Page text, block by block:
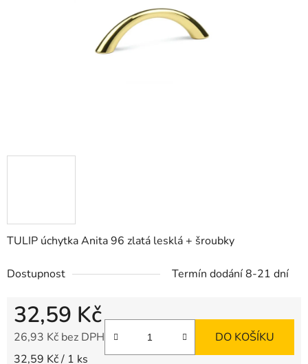
TULIP úchytka Anita 96 zlatá lesklá + šroubky
Dostupnost Termín dodání 8-21 dní
32,59 Kč
26,93 Kč bez DPH
Měrná cena:
32,59 Kč / 1 ks
DO KOŠÍKU